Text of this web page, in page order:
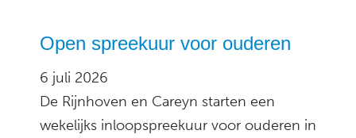
Open spreekuur voor ouderen
6 juli 2026
De Rijnhoven en Careyn starten een
wekelijks inloopspreekuur voor ouderen in